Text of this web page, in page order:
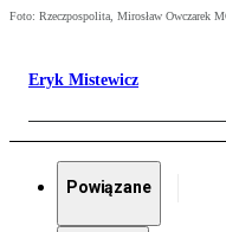
Foto: Rzeczpospolita, Mirosław Owczarek
Eryk Mistewicz
Powiązane